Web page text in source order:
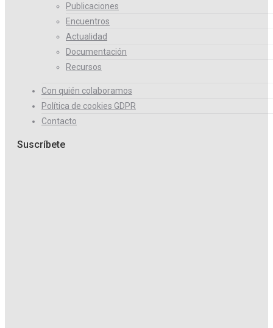
Publicaciones
Encuentros
Actualidad
Documentación
Recursos
Con quién colaboramos
Política de cookies GDPR
Contacto
Suscríbete